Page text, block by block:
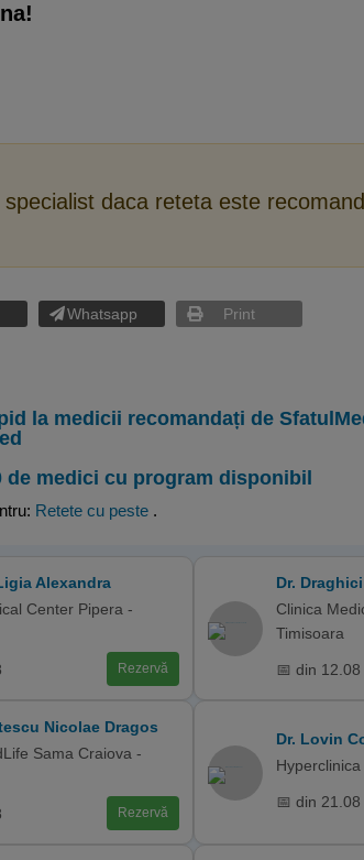
daca reteta este
Whatsapp Print
la medicii recomandați de
de medici cu program disponibil
Retete cu peste .
Alexandra
Center Pipera -
Rezervă
Dr.
Clinica
Timisoara
📅 din 12.08
Nicolae Dragos
Sama Craiova -
Rezervă
Dr. Lovin
📅 din 21.08